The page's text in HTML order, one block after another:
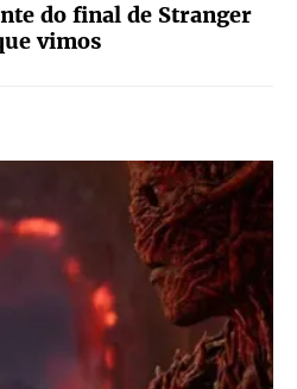
do final de Stranger
vimos